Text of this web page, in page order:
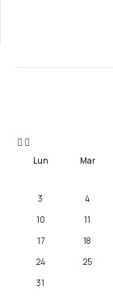
Lun Mar
3
4
10
11
17
18
24
25
31